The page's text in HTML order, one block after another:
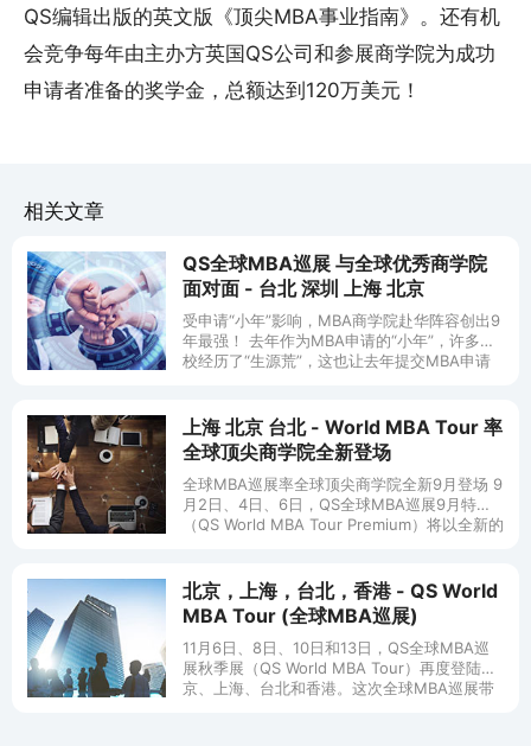
QS编辑出版的英文版《顶尖MBA事业指南》。还有机
会竞争每年由主办方英国QS公司和参展商学院为成功
申请者准备的奖学金，总额达到120万美元！
相关文章
QS全球MBA巡展 与全球优秀商学院
面对面 - 台北 深圳 上海 北京
受申请“小年”影响，MBA商学院赴华阵容创出9
年最强！ 去年作为MBA申请的“小年”，许多学
校经历了“生源荒”，这也让去年提交MBA申请
上海 北京 台北 - World MBA Tour 率
全球顶尖商学院全新登场
全球MBA巡展率全球顶尖商学院全新9月登场 9
月2日、4日、6日，QS全球MBA巡展9月特展
（QS World MBA Tour Premium）将以全新的
北京，上海，台北，香港 - QS World
MBA Tour (全球MBA巡展)
11月6日、8日、10日和13日，QS全球MBA巡
展秋季展（QS World MBA Tour）再度登陆北
京、上海、台北和香港。这次全球MBA巡展带